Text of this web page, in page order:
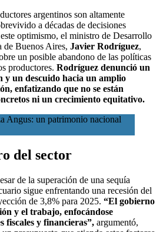
argentinos son altamente
a décadas de decisiones
optimismo, el ministro de Desarrollo
Buenos Aires, Javier Rodríguez,
un posible abandono de las políticas
productores. Rodríguez denunció un
y un descuido hacia un amplio
enfatizando que no se están
ni un crecimiento equitativo.
Angus: un patrimonio nacional
del sector
de la superación de una sequía
sigue enfrentando una recesión del
de 3,8% para 2025. “El gobierno
y el trabajo, enfocándose
fiscales y financieras”, argumentó,